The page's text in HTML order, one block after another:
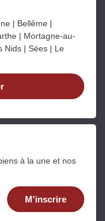
| Bellême |
| Mortagne-au-
Nids | Sées | Le
à la une et nos
M'inscrire